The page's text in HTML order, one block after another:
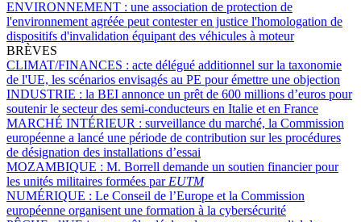
ENVIRONNEMENT : une association de protection de
l'environnement agréée peut contester en justice l'homologation de
dispositifs d'invalidation équipant des véhicules à moteur
BRÈVES
CLIMAT/FINANCES : acte délégué additionnel sur la taxonomie
de l'UE, les scénarios envisagés au PE pour émettre une objection
INDUSTRIE : la BEI annonce un prêt de 600 millions d’euros pour
soutenir le secteur des semi-conducteurs en Italie et en France
MARCHÉ INTÉRIEUR : surveillance du marché, la Commission
européenne a lancé une période de contribution sur les procédures
de désignation des installations d’essai
MOZAMBIQUE : M. Borrell demande un soutien financier pour
les unités militaires formées par EUTM
NUMÉRIQUE : Le Conseil de l’Europe et la Commission
européenne organisent une formation à la cybersécurité